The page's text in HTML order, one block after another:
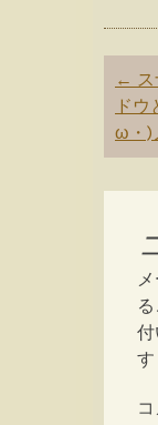
Post
←
ドウ
ω・)
す